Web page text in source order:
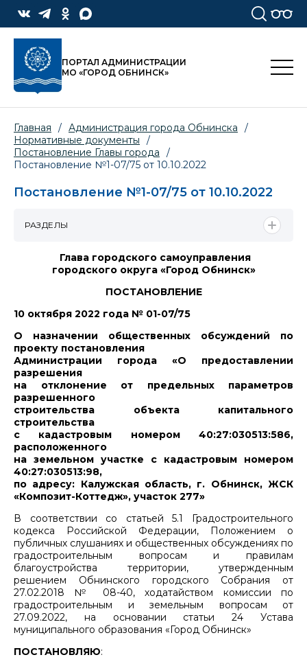
ПОРТАЛ АДМИНИСТРАЦИИ
МО «ГОРОД ОБНИНСК»
Главная / Администрация города Обнинска
/
Нормативные документы
/
Постановление Главы города
/
Постановление №1-07/75 от 10.10.2022
Постановление №1-07/75 от 10.10.2022
Глава городского самоуправления
городского округа «Город Обнинск»
ПОСТАНОВЛЕНИЕ
10 октября 2022 года № 01-07/75
О назначении общественных обсуждений по
проекту постановления
Администрации города «О предоставлении
разрешения
на отклонение от предельных параметров
разрешенного
строительства объекта капитального
строительства
с кадастровым номером 40:27:030513:586,
расположенного
на земельном участке с кадастровым номером
40:27:030513:98,
по адресу: Калужская область, г. Обнинск, ЖСК
«Композит-Коттедж», участок 277»
В соответствии со статьей 5.1 Градостроительного
кодекса Российской Федерации, Положением о
публичных слушаниях и общественных обсуждениях по
градостроительным вопросам и правилам
благоустройства территории, утвержденным
решением Обнинского городского Собрания от
27.02.2018 № 08-40, ходатайством комиссии по
градостроительным и земельным вопросам от
27.09.2022, на основании статьи 24 Устава
муниципального образования «Город Обнинск»
ПОСТАНОВЛЯЮ:
РАЗДЕЛЫ